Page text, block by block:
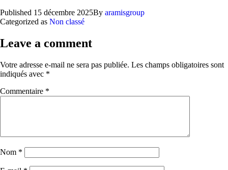
Published 15 décembre 2025By aramisgroup
Categorized as Non classé
Leave a comment
Votre adresse e-mail ne sera pas publiée. Les champs obligatoires sont
indiqués avec *
Commentaire *
Nom *